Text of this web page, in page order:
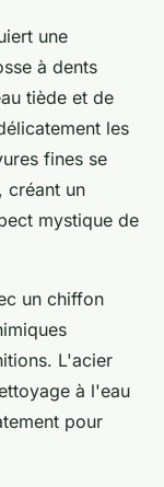
une
à dents
tiède et de
les
fines se
créant un
mystique de
un chiffon
L'acier
à l'eau
pour